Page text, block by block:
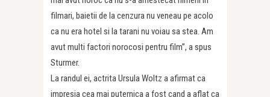
filmari, baietii de la cenzura nu veneau pe acolo
ca nu era hotel si la tarani nu voiau sa stea. Am
avut multi factori norocosi pentru film”, a spus
Sturmer.
La randul ei, actrita Ursula Woltz a afirmat ca
impresia cea mai puternica a fost cand a aflat ca